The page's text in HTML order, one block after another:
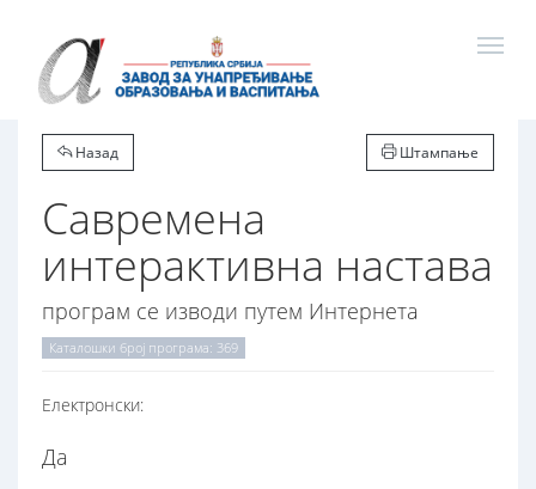
Назад Штампање
Савремена
интерактивна настава
програм се изводи путем Интернета
Каталошки број програма: 369
Електронски:
Да